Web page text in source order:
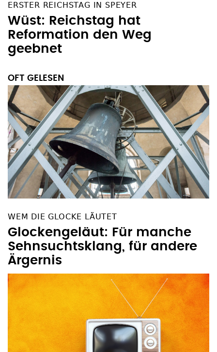
ERSTER REICHSTAG IN SPEYER
Wüst: Reichstag hat
Reformation den Weg
geebnet
OFT GELESEN
WEM DIE GLOCKE LÄUTET
Glockengeläut: Für manche
Sehnsuchtsklang, für andere
Ärgernis